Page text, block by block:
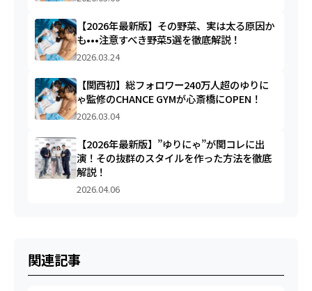
【2026年最新版】その野菜、実は太る原因か
も•••注意すべき野菜5選を徹底解説！
2026.03.24
【関西初】総フォロワー240万人超のゆりに
ゃ監修のCHANCE GYMが心斎橋にOPEN！
2026.03.04
【2026年最新版】”ゆりにゃ”が関コレに出
演！その抜群のスタイルを作った方法を徹底
解説！
2026.04.06
関連記事